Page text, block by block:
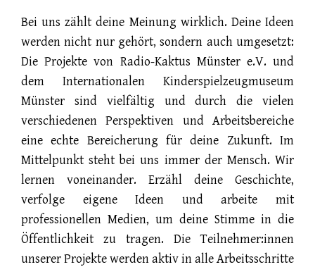
Bei uns zählt deine Meinung wirklich. Deine Ideen
werden nicht nur gehört, sondern auch umgesetzt:
Die Projekte von Radio-Kaktus Münster e.V. und
dem Internationalen Kinderspielzeugmuseum
Münster sind vielfältig und durch die vielen
verschiedenen Perspektiven und Arbeitsbereiche
eine echte Bereicherung für deine Zukunft. Im
Mittelpunkt steht bei uns immer der Mensch. Wir
lernen voneinander. Erzähl deine Geschichte,
verfolge eigene Ideen und arbeite mit
professionellen Medien, um deine Stimme in die
Öffentlichkeit zu tragen. Die Teilnehmer:innen
unserer Projekte werden aktiv in alle Arbeitsschritte